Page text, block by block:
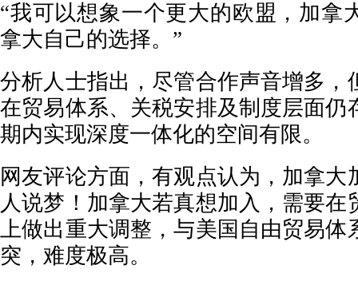
“我可以想象一个更大的欧盟，加拿
拿大自己的选择。”
分析人士指出，尽管合作声音增多，
在贸易体系、关税安排及制度层面仍
期内实现深度一体化的空间有限。
网友评论方面，有观点认为，加拿大
人说梦！加拿大若真想加入，需要在
上做出重大调整，与美国自由贸易体
突，难度极高。